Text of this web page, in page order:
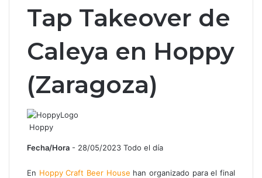
Tap Takeover de
Caleya en Hoppy
(Zaragoza)
Hoppy
Fecha/Hora - 28/05/2023 Todo el día
En Hoppy Craft Beer House han organizado para el final